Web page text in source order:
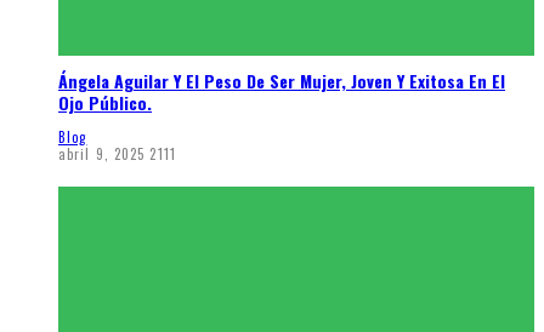
Ángela Aguilar Y El Peso De Ser Mujer, Joven Y Exitosa En El
Ojo Público.
Blog
abril 9, 2025 2111